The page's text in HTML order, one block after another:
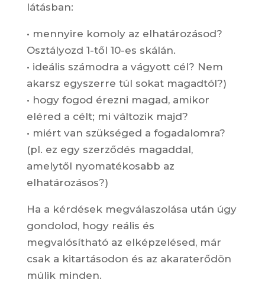
látásban:
• mennyire komoly az elhatározásod?
Osztályozd 1-től 10-es skálán.
• ideális számodra a vágyott cél? Nem
akarsz egyszerre túl sokat magadtól?)
• hogy fogod érezni magad, amikor
eléred a célt; mi változik majd?
• miért van szükséged a fogadalomra?
(pl. ez egy szerződés magaddal,
amelytől nyomatékosabb az
elhatározásos?)
Ha a kérdések megválaszolása után úgy
gondolod, hogy reális és
megvalósítható az elképzelésed, már
csak a kitartásodon és az akaraterődön
múlik minden.